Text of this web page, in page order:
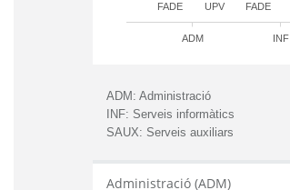
FADE FADE
UPV
ADM INF
ADM: Administració
INF: Serveis informàtics
SAUX: Serveis auxiliars
Administració (ADM)